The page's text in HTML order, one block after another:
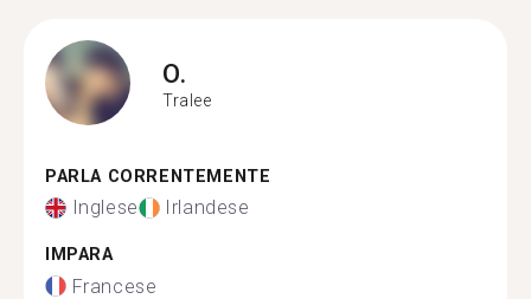
O.
Tralee
PARLA CORRENTEMENTE
Inglese Irlandese
IMPARA
Francese